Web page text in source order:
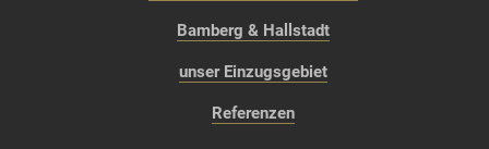
Bamberg & Hallstadt
unser Einzugsgebiet
Referenzen